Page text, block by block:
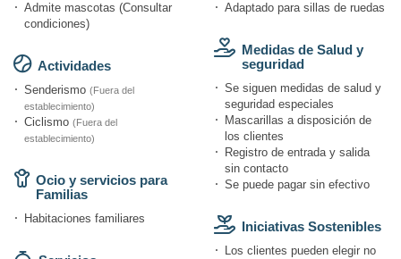
Admite mascotas (Consultar
condiciones)
Actividades
Senderismo (Fuera del
establecimiento)
Ciclismo (Fuera del
establecimiento)
Ocio y servicios para
Familias
Habitaciones familiares
Adaptado para sillas de ruedas
Medidas de Salud y
seguridad
Se siguen medidas de salud y
seguridad especiales
Mascarillas a disposición de
los clientes
Registro de entrada y salida
sin contacto
Se puede pagar sin efectivo
Iniciativas Sostenibles
Los clientes pueden elegir no